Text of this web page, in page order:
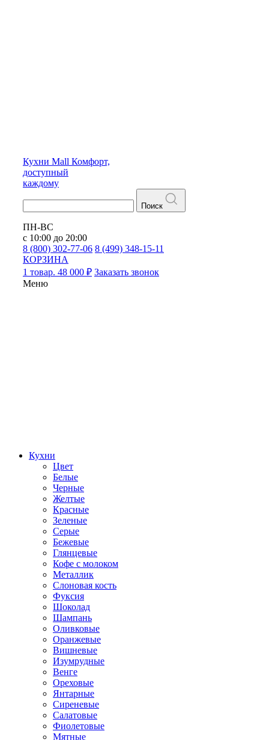
Кухни Mall Комфорт,
доступный
каждому
Поиск
ПН-ВС
с 10:00 до 20:00
8 (800) 302-77-06 8 (499) 348-15-11
КОРЗИНА
1 товар. 48 000 ₽ Заказать звонок
Меню
Кухни
Цвет
Белые
Черные
Желтые
Красные
Зеленые
Серые
Бежевые
Глянцевые
Кофе с молоком
Металлик
Слоновая кость
Фуксия
Шоколад
Шампань
Оливковые
Оранжевые
Вишневые
Изумрудные
Венге
Ореховые
Янтарные
Сиреневые
Салатовые
Фиолетовые
Мятные